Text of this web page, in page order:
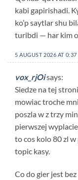
kabi gapirishadi.
ko’p saytlar shu
turibdi — har kim
5 AUGUST 2026 AT 0:37
vox_rjOisays:
Siedze na tej
mowiac troche
poszla w z trzy
pierwszej
to cos kolo 80 zl
topic kasy.
Co do gier jest